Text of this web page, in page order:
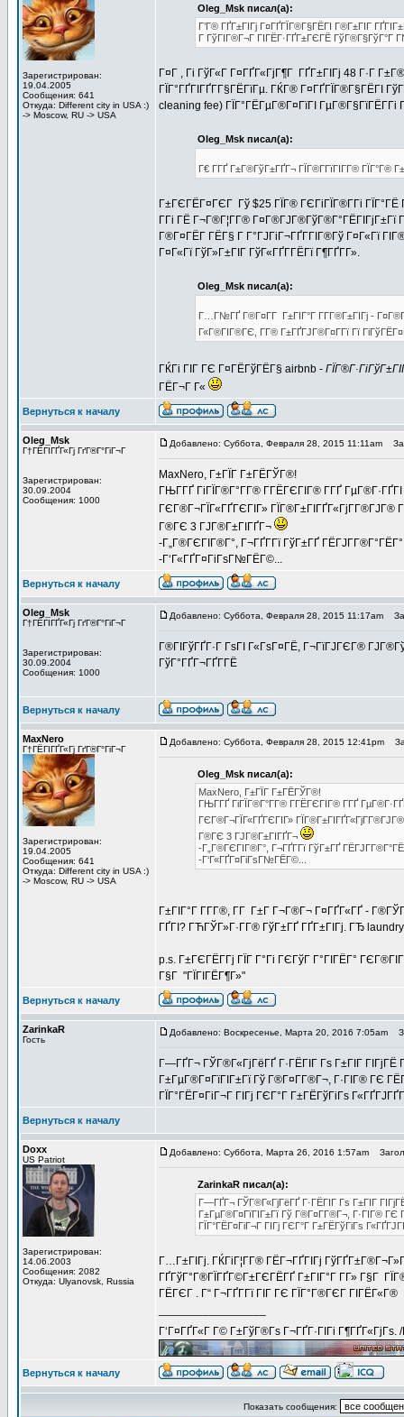
Зарегистрирован:
19.04.2005
Сообщения: 641
Откуда: Different city in USA :)
-> Moscow, RU -> USA
Oleg_Msk писал(а):
Г’Г® ГҐГ±ГІГј Г¤ГҐГЇГ®Г§ГЁГІ Г®Г±ГІГ
Г ГўГІГ®Г¬Г ГІГЁГ·ГҐГ±ГЄГЁ ГўГ®Г§ГўГ°Г
Г¤Г , Гі ГўГ«Г Г¤ГҐГ«ГјГ¶Г ГҐГ±ГІГј 48 Г·Г
ГЇГ°ГҐГІГҐГ­Г§ГЁГїГµ. ГЌГ® Г¤ГҐГЇГ®Г§ГЁГІ
cleaning fee) ГЇГ°ГЁГµГ®Г¤ГїГІ
Oleg_Msk писал(а):
Г€ Г­ГҐ Г±Г®ГўГ±ГҐГ¬ ГЇГ®Г­ГїГІГ­Г® ГЇГ°Г®
Г±ГЄГЁГ¤ГЄГ Гў $25 ГЇГ® ГЄГіГЇГ®Г­Гі
Г­Гі ГЁ Г¬Г®Г¦Г­Г®
Г®Г¤ГЁГ­ ГЁГ§ Г Г°ГЈГіГ¬ГҐГ­ГІГ®Гў Г¤Г«Гї
Г¤Г«Гї ГўГ»Г±ГІГ ГўГ«ГҐГ­ГЁГї Г¶ГҐГ­Г».
Oleg_Msk писал(а):
Г…Г№ГҐ Г®Г¤Г­Г Г±ГІГ°Г Г­Г­Г®Г±ГІГј -
Г«Г®ГІГ®ГЄ, Г­Г® Г±ГҐГЈГ®Г¤Г­Гї Гї
ГЌГі ГІГ ГЄ Г¤ГЁГўГЁГ§ airbnb -
ГЁГ¬Г Г«
Вернуться к началу
Oleg_Msk
Г†ГЁГІГҐГ«Гј ГґГ®Г°ГіГ¬Г
Зарегистрирован:
30.09.2004
Сообщения: 1000
Добавлено: Суббота, Февраля 28, 2015 11:11am
MaxNero, Г±ГЇГ Г±ГЁГЎГ®!
ГЊГ­ГҐ ГіГЇГ®Г°Г­Г® Г­ГЁГЄГІГ® Г­ГҐ ГµГ®Г·ГҐГІ
ГЄГ®Г¬ГЇГ«ГҐГЄГІГ» ГЇГ®Г±ГІГҐГ«ГјГ­Г®ГЈГ®
Г®ГЄ 3 ГЈГ®Г±ГІГҐГ¬
-Г„Г®ГЄГІГ®Г°, Г¬ГҐГ­Гї ГўГ±ГҐ
-Г‘Г«ГҐГ¤ГіГѕГ№ГЁГ©...
Вернуться к началу
Oleg_Msk
Г†ГЁГІГҐГ«Гј ГґГ®Г°ГіГ¬Г
Зарегистрирован:
30.09.2004
Сообщения: 1000
Добавлено: Суббота, Февраля 28, 2015 11:17am
Г®ГІГўГҐГ·Г ГѕГІ Г«ГѕГ¤ГЁ, Г¬ГїГЈГЄГ®
ГўГ°ГҐГ¬ГҐГ­ГЁ
Вернуться к началу
MaxNero
Г†ГЁГІГҐГ«Гј ГґГ®Г°ГіГ¬Г
Зарегистрирован:
19.04.2005
Сообщения: 641
Откуда: Different city in USA :)
-> Moscow, RU -> USA
Добавлено: Суббота, Февраля 28, 2015 12:41pm
Oleg_Msk писал(а):
MaxNero, Г±ГЇГ Г±ГЁГЎГ®!
ГЊГ­ГҐ ГіГЇГ®Г°Г­Г® Г­ГЁГЄГІГ® Г­ГҐ
ГЄГ®Г¬ГЇГ«ГҐГЄГІГ»
Г®ГЄ 3 ГЈГ®Г±ГІГҐГ¬
-Г„Г®ГЄГІГ®Г°, Г¬ГҐГ­Гї ГўГ±ГҐ
-Г‘Г«ГҐГ¤ГіГѕГ№ГЁГ©...
Г±ГІГ°Г Г­Г­Г®, Г­Г Г±Г Г¬Г®Г¬ Г¤ГҐГ«ГҐ -
ГҐГІ? ГЋГЎГ»Г·Г­Г® ГўГ±ГҐ ГҐГ±ГІГј. ГЂ
p.s. Г±ГЄГЁГ­Гј ГЇГ Г°Гі ГЄГўГ Г°ГІГЁГ°
Г§Г "ГЇГІГЁГ¶Г»"
Вернуться к началу
ZarinkaR
Гость
Добавлено: Воскресенье, Марта 20, 2016 7:05am
Г—ГҐГ¬ ГЎГ®Г«ГјГёГҐ Г·ГЁГІГ Гѕ Г±ГІГ ГІГјГЁ
Г±ГµГ®Г¤ГїГІГ±Гї Гў Г®Г¤Г­Г®Г¬, Г·ГІГ® ГЄ
ГЇГ°ГЁГ¤ГіГ¬Г ГІГј ГЄГ°Г Г±ГЁГўГіГѕ
Вернуться к началу
Doxx
US Patriot
Зарегистрирован:
14.06.2003
Сообщения: 2082
Откуда: Ulyanovsk, Russia
Добавлено: Суббота, Марта 26, 2016 1:57am
ZarinkaR писал(а):
Г—ГҐГ¬ ГЎГ®Г«ГјГёГҐ Г·ГЁГІГ Гѕ Г±ГІГ
Г±ГµГ®Г¤ГїГІГ±Гї Гў Г®Г¤Г­Г®Г¬, Г·ГІГ® ГЄ
ГЇГ°ГЁГ¤ГіГ¬Г ГІГј ГЄГ°Г Г±ГЁГўГіГѕ
Г…Г±ГІГј. ГЌГіГ¦Г­Г® ГЁГ¬ГҐГІГј
ГҐГўГ°Г®ГЇГҐГ©Г±ГЄГЁГҐ Г±ГІГ°Г Г­Г» Г§Г
ГЁГЄГ . Г“ Г¬ГҐГ­Гї ГІГ ГЄ ГЇГ°Г®ГЄГ ГІГЁГ«Г®
Г‘Г¤ГҐГ«Г Г© Г±ГўГ®Гѕ Г¬ГҐГ·ГІГі Г¶ГҐГ«ГјГѕ.
Вернуться к началу
Показать сообщения: